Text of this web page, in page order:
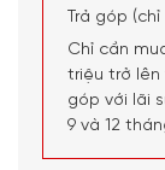
Trả góp
Chỉ cần
triệu trở lên
góp với lãi
9 và 12